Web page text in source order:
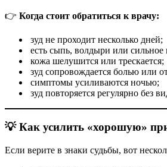
👉 Когда стоит обратиться к врачу:
зуд не проходит несколько дней;
есть сыпь, волдыри или сильное
кожа шелушится или трескается;
зуд сопровождается болью или
симптомы усиливаются ночью;
зуд повторяется регулярно без
💡 Как усилить «хорошую»
Если верите в знаки судьбы, вот